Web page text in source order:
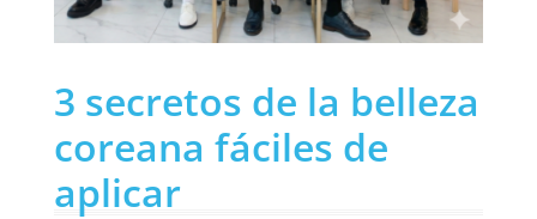
3 secretos de la belleza
coreana fáciles de
aplicar